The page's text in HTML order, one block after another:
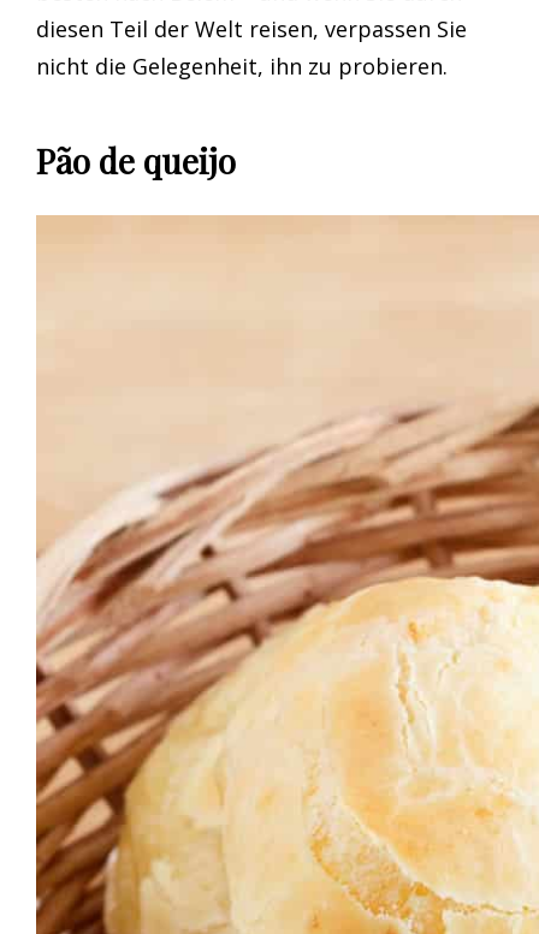
diesen Teil der Welt reisen, verpassen Sie
nicht die Gelegenheit, ihn zu probieren.
Pão de queijo